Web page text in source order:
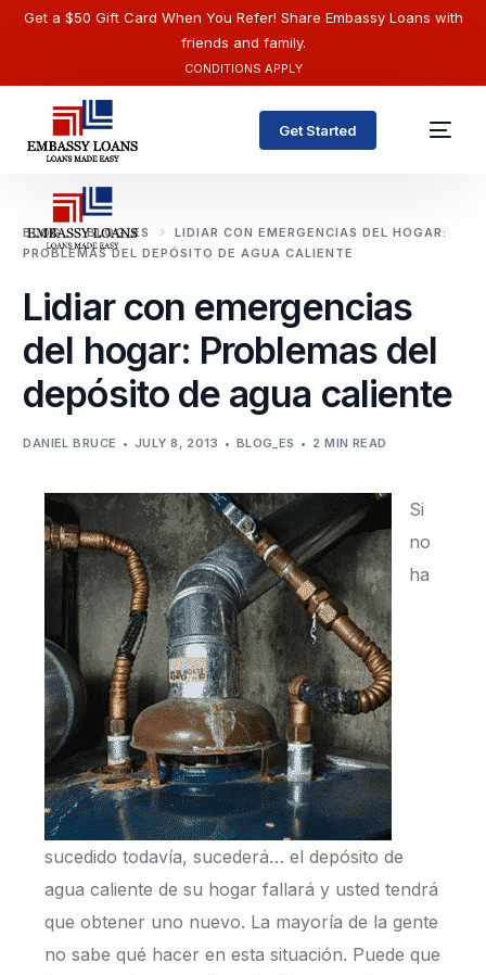
Get a $50 Gift Card When You Refer! Share Embassy Loans with
friends and family.
CONDITIONS APPLY
Get Started
BLOG BLOG_ES
LIDIAR CON EMERGENCIAS DEL HOGAR:
PROBLEMAS DEL DEPÓSITO DE AGUA CALIENTE
Lidiar con emergencias
del hogar: Problemas del
depósito de agua caliente
DANIEL BRUCE JULY 8, 2013 BLOG_ES 2 MIN READ
Si
no
ha
sucedido todavía, sucederá… el depósito de
agua caliente de su hogar fallará y usted tendrá
que obtener uno nuevo. La mayoría de la gente
no sabe qué hacer en esta situación. Puede que
English